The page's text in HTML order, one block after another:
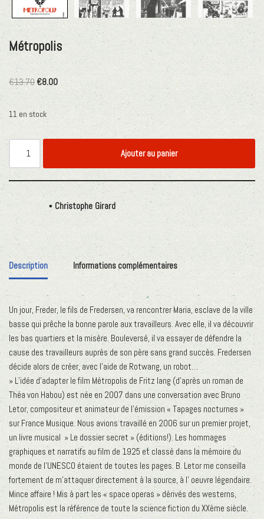
Métropolis
€13.70 €8.00
11 en stock
Ajouter au panier
Christophe Girard
Description Informations complémentaires
Un jour, Freder, le fils de Fredersen, va rencontrer Maria, esclave de la ville
basse qui prêche la bonne parole aux travailleurs. Avec elle, il va découvrir
les bas quartiers et la misère. Bouleversé, il va essayer de défendre la
cause des travailleurs auprès de son père sans grand succès. Fredersen
décide alors de créer, avec l’aide de Rotwang, un robot…
» L’idée d’adapter le film Métropolis de Fritz lang (d’après un roman de
Théa von Habou) est née en 2007 dans une conversation avec Bruno
Letor, compositeur et animateur de l’émission « Tapages nocturnes »
sur France Musique. Nous avions travaillé en 2006 sur un premier projet,
un livre musical » Le dossier secret » (éditions!). Les hommages
graphiques et narratifs au film de 1925 et classé dans la mémoire du
monde de l’UNESCO étaient de toutes les pages. B. Letor me conseilla
fortement de m’attaquer directement à la source, à l’ oeuvre légendaire.
Mince affaire ! Mis à part les « space operas » dérivés des westerns,
Métropolis est la référence de toute la science fiction du XXème siècle.